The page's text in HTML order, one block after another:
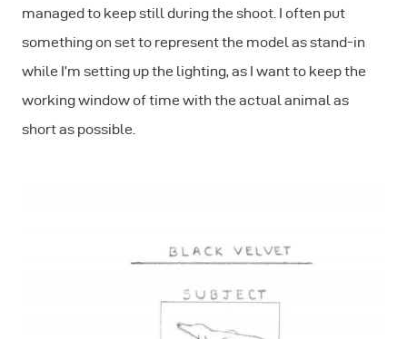
managed to keep still during the shoot. I often put
something on set to represent the model as stand-in
while I’m setting up the lighting, as I want to keep the
working window of time with the actual animal as
short as possible.